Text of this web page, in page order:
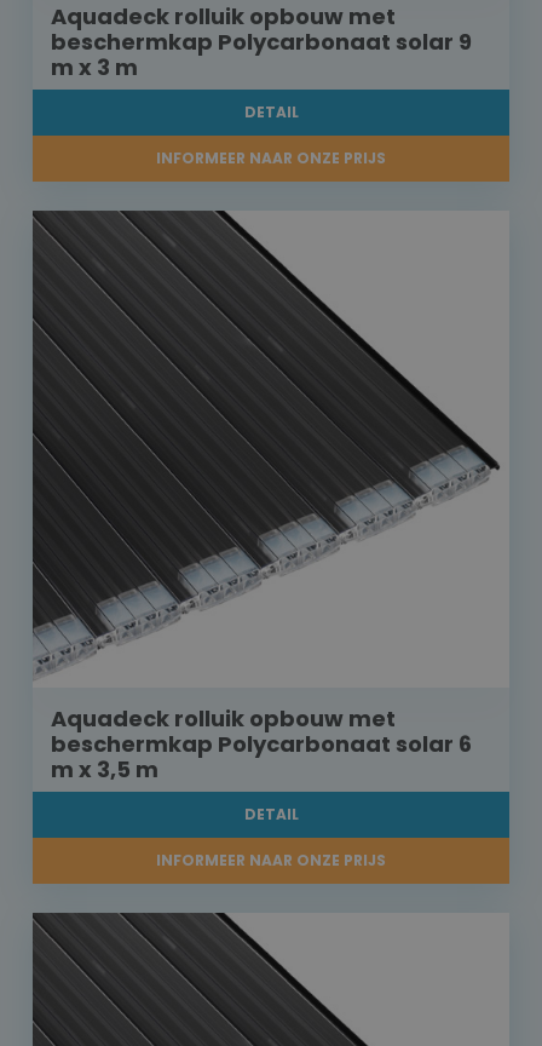
Aquadeck rolluik opbouw met
beschermkap Polycarbonaat solar 9
m x 3 m
DETAIL
INFORMEER NAAR ONZE PRIJS
Aquadeck rolluik opbouw met
beschermkap Polycarbonaat solar 6
m x 3,5 m
DETAIL
INFORMEER NAAR ONZE PRIJS